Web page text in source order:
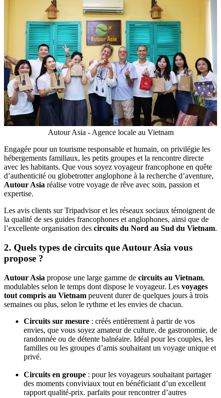
Autour Asia - Agence locale au Vietnam
Engagée pour un tourisme responsable et humain, on privilégie les
hébergements familiaux, les petits groupes et la rencontre directe
avec les habitants. Que vous soyez voyageur francophone en quête
d’authenticité ou globetrotter anglophone à la recherche d’aventure,
Autour Asia réalise votre voyage de rêve avec soin, passion et
expertise.
Les avis clients sur Tripadvisor et les réseaux sociaux témoignent de
la qualité de ses guides francophones et anglophones, ainsi que de
l’excellente organisation des circuits du Nord au Sud du Vietnam.
2. Quels types de circuits que Autour Asia vous
propose ?
Autour Asia propose une large gamme de circuits au Vietnam,
modulables selon le temps dont dispose le voyageur. Les voyages
tout compris au Vietnam peuvent durer de quelques jours à trois
semaines ou plus, selon le rythme et les envies de chacun.
Circuits sur mesure : créés entièrement à partir de vos
envies, que vous soyez amateur de culture, de gastronomie, de
randonnée ou de détente balnéaire. Idéal pour les couples, les
familles ou les groupes d’amis souhaitant un voyage unique et
privé.
Circuits en groupe : pour les voyageurs souhaitant partager
des moments conviviaux tout en bénéficiant d’un excellent
rapport qualité-prix. parfaits pour rencontrer d’autres